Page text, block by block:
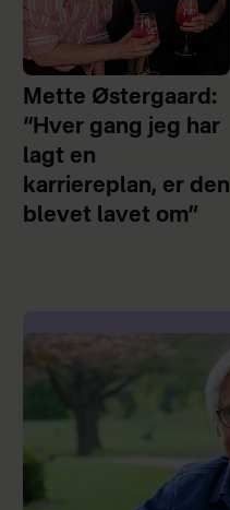
Mette Østergaard:
“Hver gang jeg har
lagt en
karriereplan, er den
blevet lavet om”